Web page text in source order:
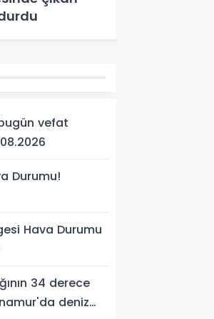
vefat
Durumu!
Hava Durumu
34 derece
deniz